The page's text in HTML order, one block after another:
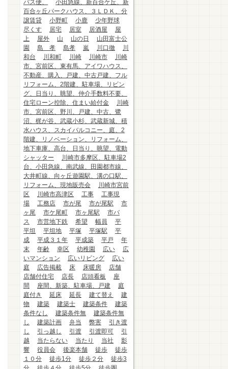
バス便、
小田急線、新百合ケ丘、新
百合ヶ丘パークハウス、３ＬＤＫ、分
譲賃貸
小野町 小鹿
少年野球
尽くす
居宅 居室 居酒屋
屋
上
屋外 山 山の日
山田富士公
園
島 孝 島孝 嵐 川口徹
川
和台
川和町 川崎 川崎市
川崎
市、宮前区、東有馬、アイワハウス、
不動産、購入、戸建、中古戸建、フル
リフォーム、2階建、駐車場、リビン
グ、日当り、眺望、仲介手数料不要、
住宅ローン控除、住まい給付金
川崎
市、宮前区、野川、戸建、中古、鷺
沼、梶が谷、武蔵小杉、武蔵新城、積
水ハウス、スカイバルコニー、庭、2
階建、リノベーション、リフォーム、
地下車庫、高台、日当り、眺望、電動
シャッター
川崎市多摩区、駐車場2
台、小田急線、南武線、田園都市線、
大井町線、向ヶ丘遊園駅、溝の口駅、
リフォーム、現地販売会
川崎市宮前
区
川崎市高津区 工事
工事現
場
工務店 市が尾 市が尾駅
市
ヶ尾
市ケ尾町 市ヶ尾駅
市バ
ス
市営地下鉄 希望 幅員
平
平坦
平坦地 平塚 平塚駅
平
成
平成３１年 平成築 平戸
年
末
年齢 幸区 幼稚園 広い
広
いマンション
広いリビング
広い
庭
広告掲載 床 床暖房
店舗
店舗付住宅
店長 店頭看板
座
間
座間、新築、駐車場、戸建
庭
庭付き
延床 延長 建て替え
建
物
建築 建築士 建築条件
建築
条件なし
建築条件無
建築条件無
し
建築計画 弁当 弊害
引き渡
し
引っ越し 引渡 引渡即可
引
越
当たらない 当たり 当社
影
響
役員会 後楽本舗 徒歩
徒歩
１０分
徒歩1分 徒歩２分
徒歩3